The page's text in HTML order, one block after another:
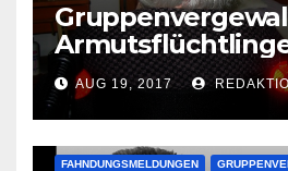
vergewaltigen
Oma im Schlaf
krankenhausreif
AUG 19, 2017
FAHNDUNGSMELDUNGEN